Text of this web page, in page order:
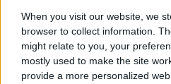
When you visit our website, we
browser to collect information.
might relate to you, your
mostly used to make the site
provide a more personalized
momento de la
acompañado de
emergente que